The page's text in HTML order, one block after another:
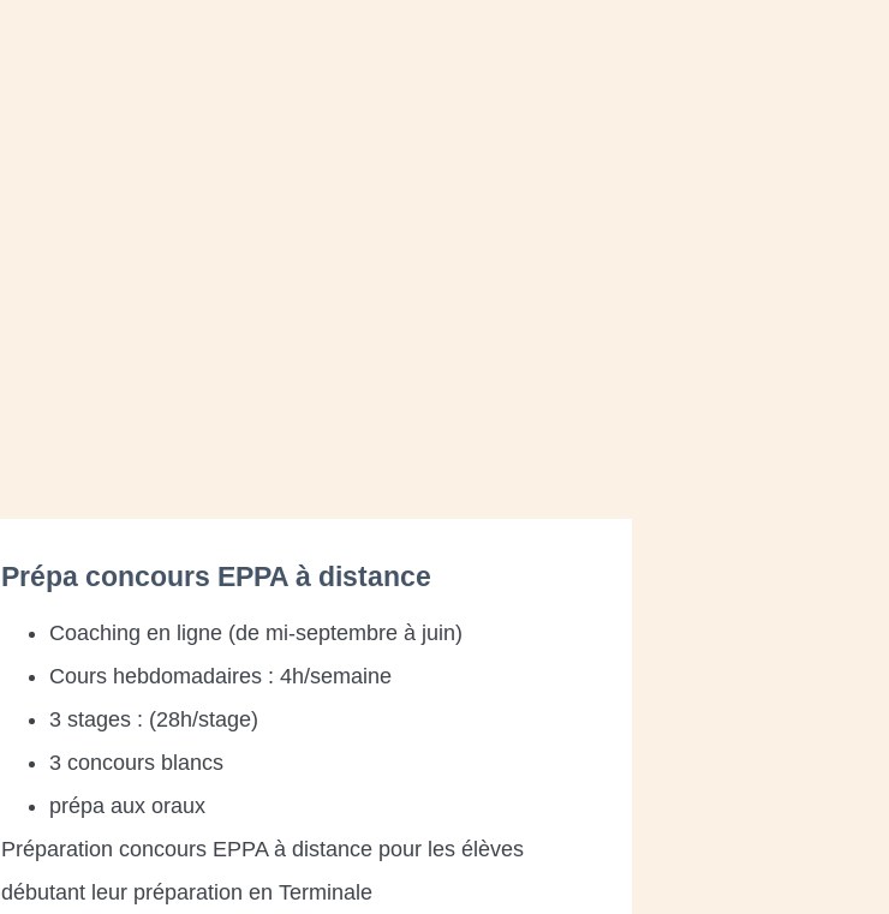
Prépa concours EPPA à distance
Coaching en ligne (de mi-septembre à juin)
Cours hebdomadaires : 4h/semaine
3 stages : (28h/stage)
3 concours blancs
prépa aux oraux
Préparation concours EPPA à distance pour les élèves
débutant leur préparation en Terminale